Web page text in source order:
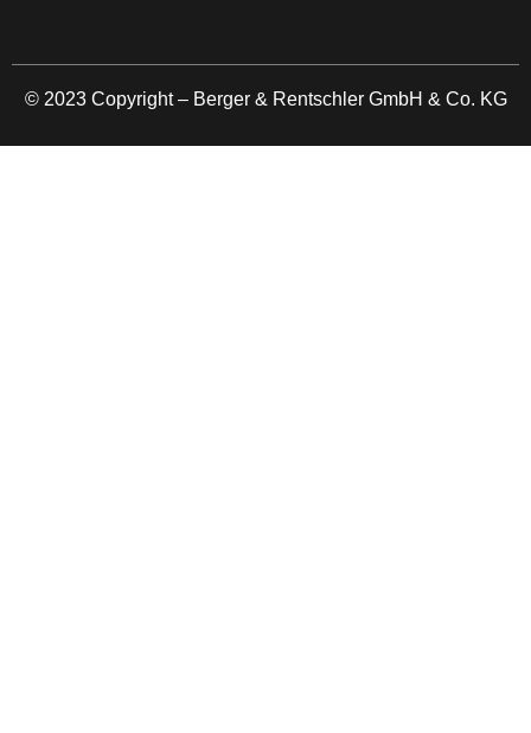
© 2023 Copyright – Berger & Rentschler GmbH & Co. KG